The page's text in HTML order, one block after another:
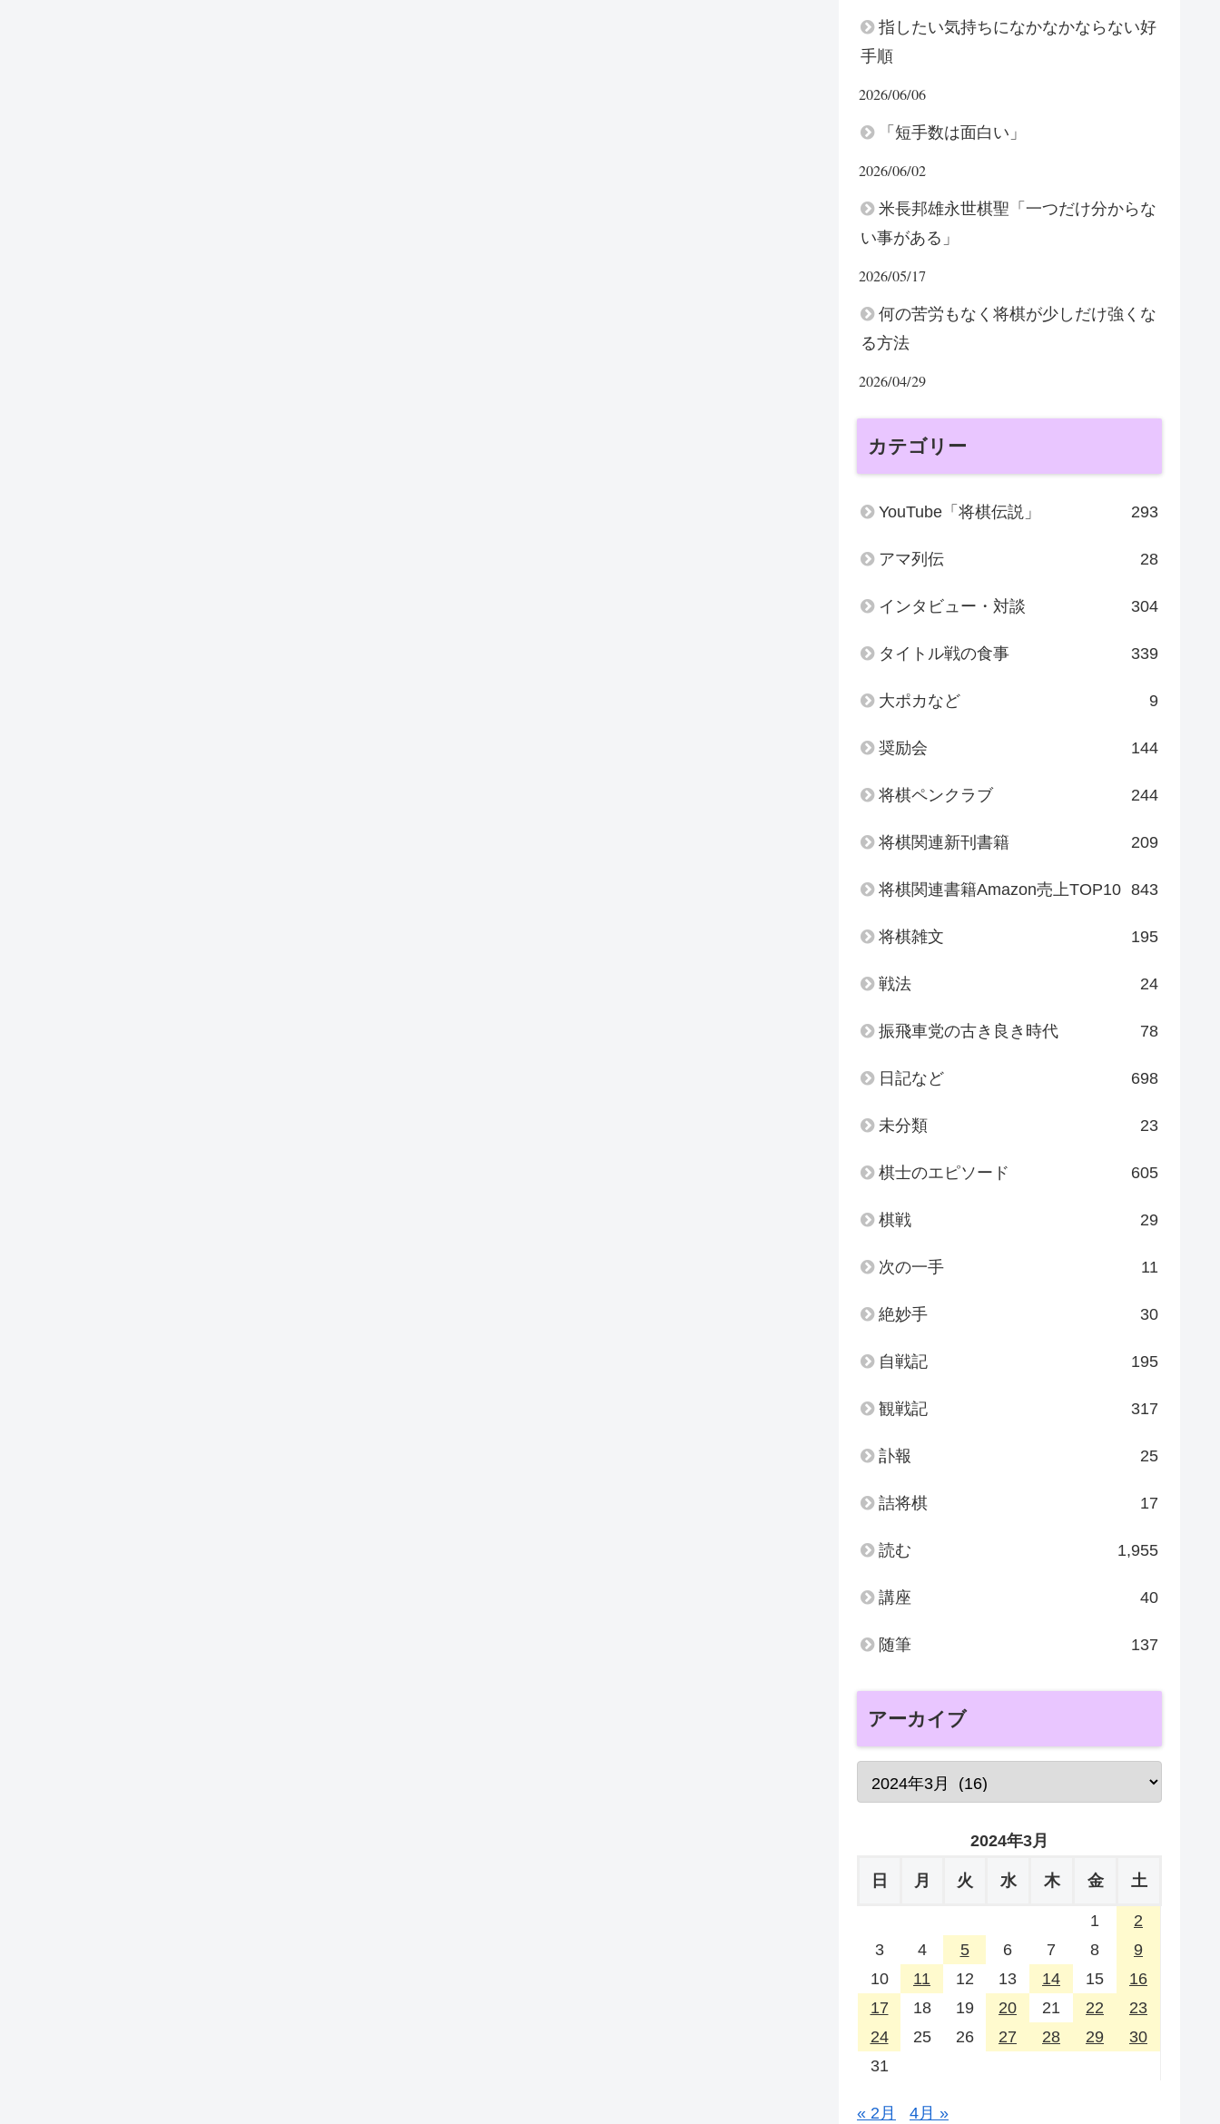
指したい気持ちになかなかならない好
手順
2026/06/06
「短手数は面白い」
2026/06/02
米長邦雄永世棋聖「一つだけ分からな
い事がある」
2026/05/17
何の苦労もなく将棋が少しだけ強くな
る方法
2026/04/29
カテゴリー
YouTube「将棋伝説」 293
アマ列伝 28
インタビュー・対談 304
タイトル戦の食事 339
大ポカなど 9
奨励会 144
将棋ペンクラブ 244
将棋関連新刊書籍 209
将棋関連書籍Amazon売上TOP10 843
将棋雑文 195
戦法 24
振飛車党の古き良き時代 78
日記など 698
未分類 23
棋士のエピソード 605
棋戦 29
次の一手 11
絶妙手 30
自戦記 195
観戦記 317
訃報 25
詰将棋 17
読む 1,955
講座 40
随筆 137
アーカイブ
2024年3月
日 月 火 水 木 金 土
1
2
3
4 5 6 7 8
9
10
11 12 13 14 15
16
17
18 19 20 21 22
23
24
25 26 27 28 29
30
31
« 2月 4月 »